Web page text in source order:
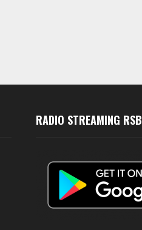
RADIO STREAMING RSB